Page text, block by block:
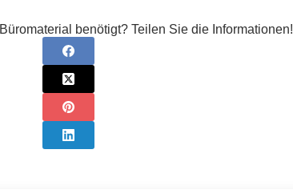
benötigt? Teilen Sie die Informationen!